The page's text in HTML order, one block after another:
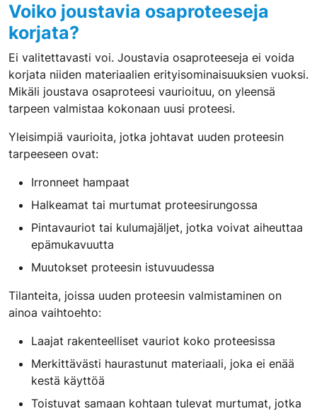
Voiko joustavia osaproteeseja
korjata?
Ei valitettavasti voi. Joustavia osaproteeseja ei voida
korjata niiden materiaalien erityisominaisuuksien vuoksi.
Mikäli joustava osaproteesi vaurioituu, on yleensä
tarpeen valmistaa kokonaan uusi proteesi.
Yleisimpiä vaurioita, jotka johtavat uuden proteesin
tarpeeseen ovat:
Irronneet hampaat
Halkeamat tai murtumat proteesirungossa
Pintavauriot tai kulumajäljet, jotka voivat aiheuttaa
epämukavuutta
Muutokset proteesin istuvuudessa
Tilanteita, joissa uuden proteesin valmistaminen on
ainoa vaihtoehto:
Laajat rakenteelliset vauriot koko proteesissa
Merkittävästi haurastunut materiaali, joka ei enää
kestä käyttöä
Toistuvat samaan kohtaan tulevat murtumat, jotka